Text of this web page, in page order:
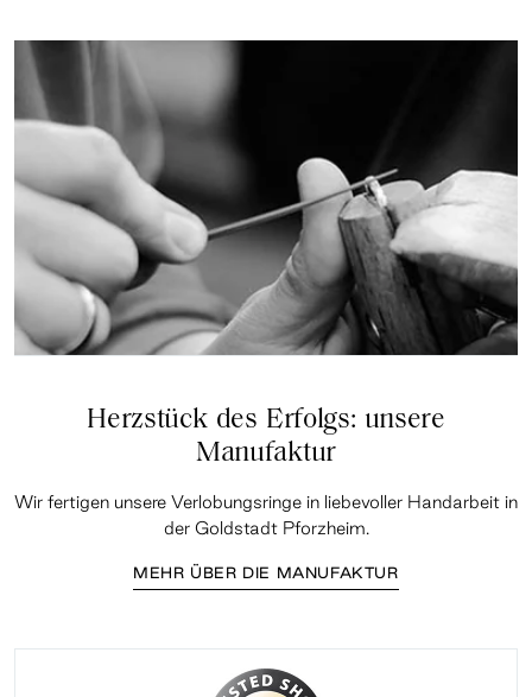
Herzstück des Erfolgs: unsere
Manufaktur
Wir fertigen unsere Verlobungsringe in liebevoller Handarbeit in
der Goldstadt Pforzheim.
MEHR ÜBER DIE MANUFAKTUR